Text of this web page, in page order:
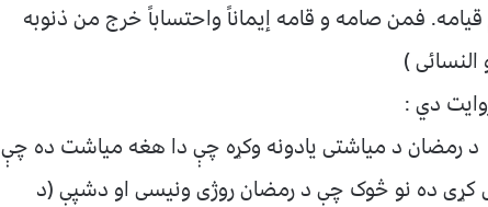
فمن صامه و قامه إيماناً واحتساباً خرج من ذنوبه
)
دي :
د رمضان د مياشتی يادونه وکړه چې دا هغه مياشت ده چې
کړی ده نو څوک چې د رمضان روژی ونيسی او دشپې (د